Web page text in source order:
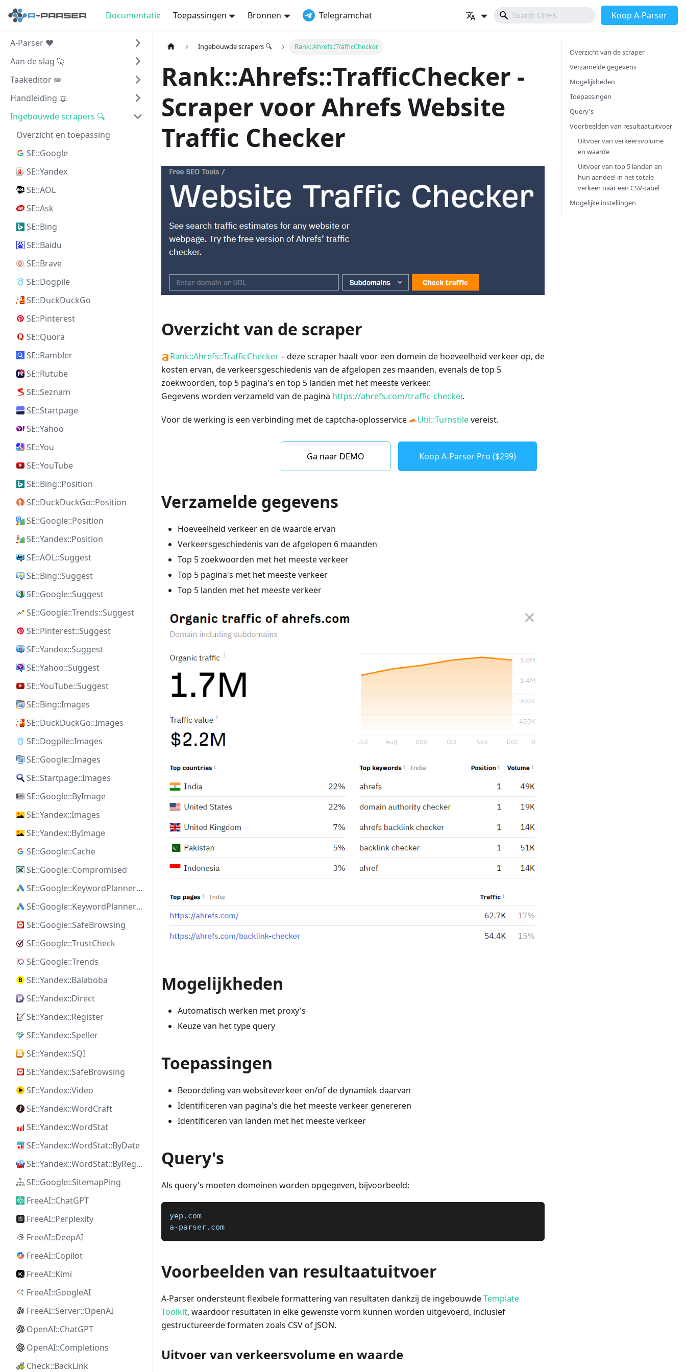
Documentatie Toepassingen Bronnen Telegramchat Koop A-Parser
A-Parser ❤️
Aan de slag 🚀
Taakeditor ✏️
Handleiding 📖
Ingebouwde scrapers 🔍
Overzicht en toepassing
SE::Google
SE::Yandex
SE::AOL
SE::Ask
SE::Bing
SE::Baidu
SE::Brave
SE::Dogpile
SE::DuckDuckGo
SE::Pinterest
SE::Quora
SE::Rambler
SE::Rutube
SE::Seznam
SE::Startpage
SE::Yahoo
SE::You
SE::YouTube
SE::Bing::Position
SE::DuckDuckGo::Position
SE::Google::Position
SE::Yandex::Position
SE::AOL::Suggest
SE::Bing::Suggest
SE::Google::Suggest
SE::Google::Trends::Suggest
SE::Pinterest::Suggest
SE::Yandex::Suggest
SE::Yahoo::Suggest
SE::YouTube::Suggest
SE::Bing::Images
SE::DuckDuckGo::Images
SE::Dogpile::Images
SE::Google::Images
SE::Startpage::Images
SE::Google::ByImage
SE::Yandex::Images
SE::Yandex::ByImage
SE::Google::Cache
SE::Google::Compromised
SE::Google::KeywordPlanner::Ideas
SE::Google::KeywordPlanner::SearchVolume
SE::Google::SafeBrowsing
SE::Google::TrustCheck
SE::Google::Trends
SE::Yandex::Balaboba
SE::Yandex::Direct
SE::Yandex::Register
SE::Yandex::Speller
SE::Yandex::SQI
SE::Yandex::SafeBrowsing
SE::Yandex::Video
SE::Yandex::WordCraft
SE::Yandex::WordStat
SE::Yandex::WordStat::ByDate
SE::Yandex::WordStat::ByRegion
SE::Google::SitemapPing
FreeAI::ChatGPT
FreeAI::Perplexity
FreeAI::DeepAI
FreeAI::Copilot
FreeAI::Kimi
FreeAI::GoogleAI
FreeAI::Server::OpenAI
OpenAI::ChatGPT
OpenAI::Completions
Check::BackLink
Ingebouwde scrapers 🔍 Rank::Ahrefs::TrafficChecker
Rank::Ahrefs::TrafficChecker -
Scraper voor Ahrefs Website
Traffic Checker
Overzicht van de scraper
Rank::Ahrefs::TrafficChecker– deze scraper haalt voor een domein de hoeveelheid verkeer op, de
kosten ervan, de verkeersgeschiedenis van de afgelopen zes maanden, evenals de top 5
zoekwoorden, top 5 pagina's en top 5 landen met het meeste verkeer.
Gegevens worden verzameld van de pagina https://ahrefs.com/traffic-checker.
Voor de werking is een verbinding met de captcha-oplosservice Util::Turnstilevereist.
Ga naar DEMO Koop A-Parser Pro ($299)
Verzamelde gegevens
Hoeveelheid verkeer en de waarde ervan
Verkeersgeschiedenis van de afgelopen 6 maanden
Top 5 zoekwoorden met het meeste verkeer
Top 5 pagina's met het meeste verkeer
Top 5 landen met het meeste verkeer
Mogelijkheden
Automatisch werken met proxy's
Keuze van het type query
Toepassingen
Beoordeling van websiteverkeer en/of de dynamiek daarvan
Identificeren van pagina's die het meeste verkeer genereren
Identificeren van landen met het meeste verkeer
Query's
Als query's moeten domeinen worden opgegeven, bijvoorbeeld:
yep.com
a-parser.com
Voorbeelden van resultaatuitvoer
A-Parser ondersteunt flexibele formattering van resultaten dankzij de ingebouwdeTemplate
Toolkit, waardoor resultaten in elke gewenste vorm kunnen worden uitgevoerd, inclusief
gestructureerde formaten zoals CSV of JSON.
Uitvoer van verkeersvolume en waarde
Overzicht van de scraper
Verzamelde gegevens
Mogelijkheden
Toepassingen
Query's
Voorbeelden van resultaatuitvoer
Uitvoer van verkeersvolume
en waarde
Uitvoer van top 5 landen en
hun aandeel in het totale
verkeer naar een CSV-tabel
Mogelijke instellingen